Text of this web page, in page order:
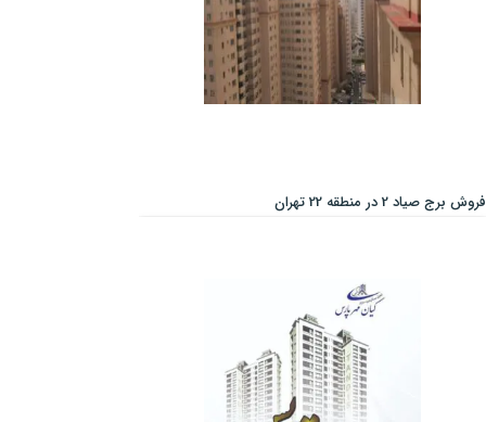
فروش برج صیاد 2 در منطقه 22 تهران